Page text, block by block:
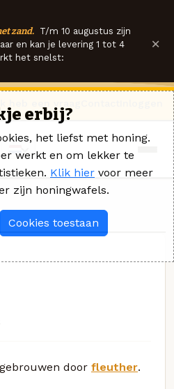
zand. T/m 10 augustus zijn
en kan je levering 1 tot 4
het snelst:
×
door fleuther.
erbij?
het liefst met honing.
werkt en om lekker te
Klik hier voor meer
zijn honingwafels.
Cookies toestaan